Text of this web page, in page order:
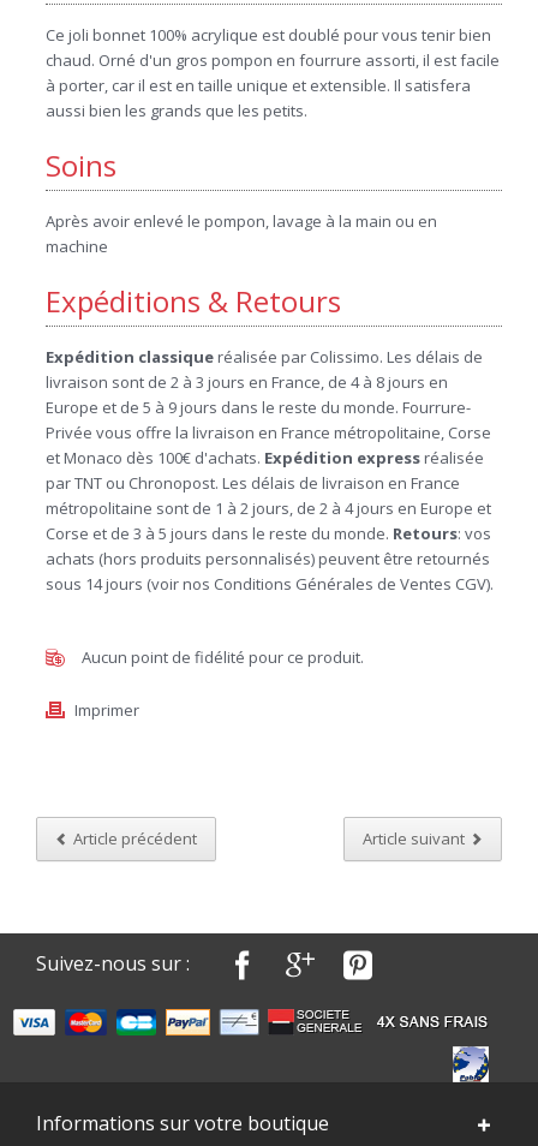
Ce joli bonnet 100% acrylique est doublé pour vous tenir bien
chaud. Orné d'un gros pompon en fourrure assorti, il est facile
à porter, car il est en taille unique et extensible. Il satisfera
aussi bien les grands que les petits.
Soins
Après avoir enlevé le pompon, lavage à la main ou en
machine
Expéditions & Retours
Expédition classiqueréalisée par Colissimo. Les délais de
livraison sont de 2 à 3 jours en France, de 4 à 8 jours en
Europe et de 5 à 9 jours dans le reste du monde. Fourrure-
Privée vous offre la livraison en France métropolitaine, Corse
et Monaco dès 100€ d'achats. Expédition expressréalisée
par TNT ou Chronopost. Les délais de livraison en France
métropolitaine sont de 1 à 2 jours, de 2 à 4 jours en Europe et
Corse et de 3 à 5 jours dans le reste du monde. Retours: vos
achats (hors produits personnalisés) peuvent être retournés
sous 14 jours (voir nos Conditions Générales de Ventes CGV).
Aucun point de fidélité pour ce produit.
Imprimer
Article précédent Article suivant
Suivez-nous sur :
Informations sur votre boutique